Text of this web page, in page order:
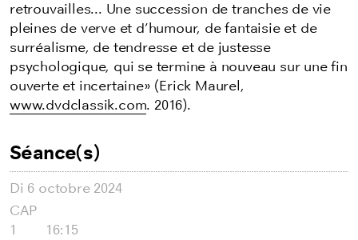
retrouvailles... Une succession de tranches de vie
pleines de verve et d’humour, de fantaisie et de
surréalisme, de tendresse et de justesse
psychologique, qui se termine à nouveau sur une fin
ouverte et incertaine» (Erick Maurel,
www.dvdclassik.com. 2016).
Séance(s)
Di 6 octobre 2024
CAP
1
16:15